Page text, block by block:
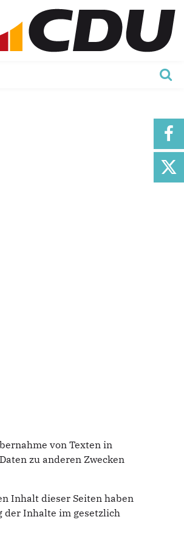
von Texten in
zu anderen Zwecken
Inhalt dieser Seiten haben
der Inhalte im gesetzlich